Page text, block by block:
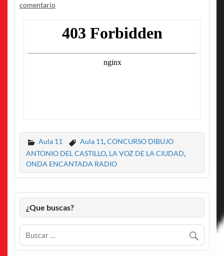
comentario
Aula 11 Aula 11,CONCURSO DIBUJO
ANTONIO DEL CASTILLO, LA VOZ DE LA CIUDAD,
ONDA ENCANTADA RADIO
¿Que buscas?